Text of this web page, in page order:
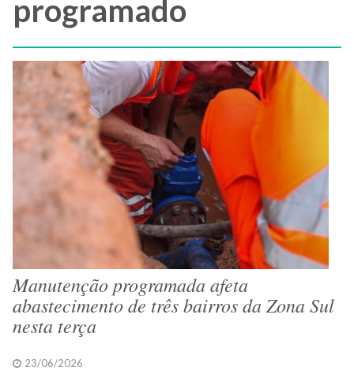
programado
Manutenção programada afeta
abastecimento de três bairros da Zona Sul
nesta terça
23/06/2026